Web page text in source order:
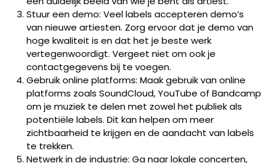
Stuur een demo: Veel labels accepteren demo’s
van nieuwe artiesten. Zorg ervoor dat je demo van
hoge kwaliteit is en dat het je beste werk
vertegenwoordigt. Vergeet niet om ook je
contactgegevens bij te voegen.
Gebruik online platforms: Maak gebruik van online
platforms zoals SoundCloud, YouTube of Bandcamp
om je muziek te delen met zowel het publiek als
potentiële labels. Dit kan helpen om meer
zichtbaarheid te krijgen en de aandacht van labels
te trekken.
Netwerk in de industrie: Ga naar lokale concerten,